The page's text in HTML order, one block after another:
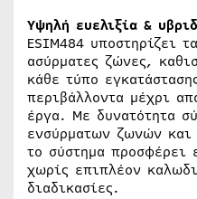
Υψηλή ευελιξία &
ESIM484 υποστηρίζει
ασύρματες ζώνες,
κάθε τύπο
περιβάλλοντα μέχρι
έργα. Με δυνατότητα
ενσύρματων ζωνών
το σύστημα προσφέρει
χωρίς επιπλέον
διαδικασίες.